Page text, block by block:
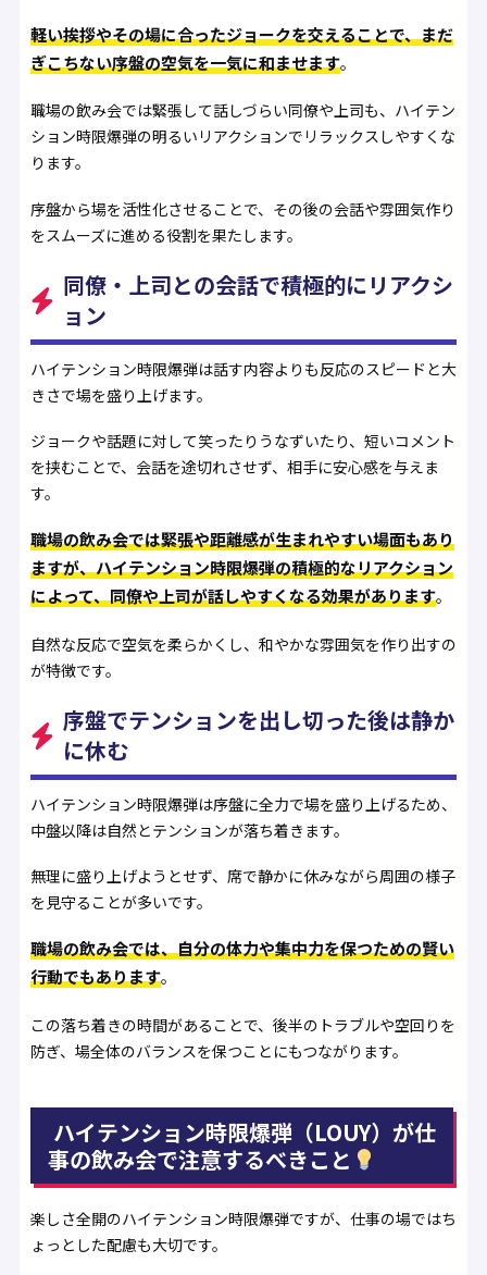
軽い挨拶やその場に合ったジョークを交えることで、まだ
ぎこちない序盤の空気を一気に和ませます。
職場の飲み会では緊張して話しづらい同僚や上司も、ハイテン
ション時限爆弾の明るいリアクションでリラックスしやすくな
ります。
序盤から場を活性化させることで、その後の会話や雰囲気作り
をスムーズに進める役割を果たします。
同僚・上司との会話で積極的にリアクシ
ョン
ハイテンション時限爆弾は話す内容よりも反応のスピードと大
きさで場を盛り上げます。
ジョークや話題に対して笑ったりうなずいたり、短いコメント
を挟むことで、会話を途切れさせず、相手に安心感を与えま
す。
職場の飲み会では緊張や距離感が生まれやすい場面もあり
ますが、ハイテンション時限爆弾の積極的なリアクション
によって、同僚や上司が話しやすくなる効果があります。
自然な反応で空気を柔らかくし、和やかな雰囲気を作り出すの
が特徴です。
序盤でテンションを出し切った後は静か
に休む
ハイテンション時限爆弾は序盤に全力で場を盛り上げるため、
中盤以降は自然とテンションが落ち着きます。
無理に盛り上げようとせず、席で静かに休みながら周囲の様子
を見守ることが多いです。
職場の飲み会では、自分の体力や集中力を保つための賢い
行動でもあります。
この落ち着きの時間があることで、後半のトラブルや空回りを
防ぎ、場全体のバランスを保つことにもつながります。
ハイテンション時限爆弾（LOUY）が仕
事の飲み会で注意するべきこと
楽しさ全開のハイテンション時限爆弾ですが、仕事の場ではち
ょっとした配慮も大切です。